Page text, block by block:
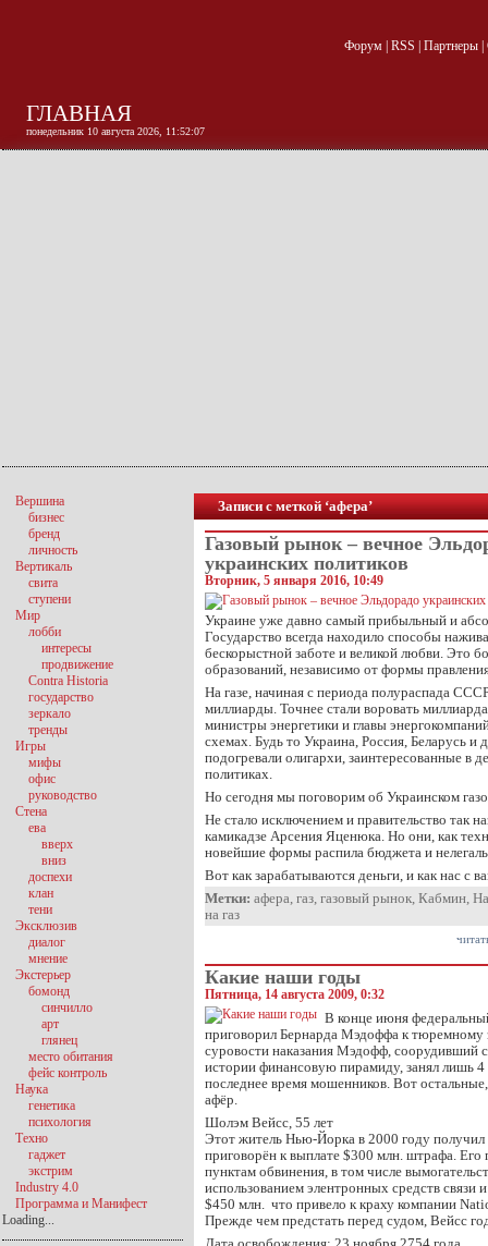
Форум| RSS Партнеры|
ГЛАВНАЯ
понедельник 10 августа 2026, 11:52:08
Записи с меткой ‘афера’
Газовый рынок – вечное
украинских политиков
Вторник, 5 января 2016, 10:49
Украине уже давно самый прибыльный и
Государство всегда находило способы
бескорыстной заботе и великой любви. Это
образований, независимо от формы
На газе, начиная с периода полураспада
миллиарды. Точнее стали воровать
министры энергетики и главы
схемах. Будь то Украина, Россия, Беларусь и
подогревали олигархи, заинтересованные в
политиках.
Но сегодня мы поговорим об Украинском
Не стало исключением и правительство так
камикадзе Арсения Яценюка. Но они, как
новейшие формы распила бюджета и
Вот как зарабатываются деньги, и как нас с
Метки: афера, газ, газовый рынок, Кабмин,
на газ
Какие наши годы
Пятница, 14 августа 2009, 0:32
В конце июня
приговорил Бернарда Мэдоффа к тюремному
суровости наказания Мэдофф, соорудивший
истории финансовую пирамиду, занял лишь
последнее время мошенников. Вот
афёр.
Шолэм Вейсс, 55 лет
Этот житель Нью-Йорка в 2000 году
приговорён к выплате $300 млн. штрафа.
пунктам обвинения, в том числе
использованием элентронных средств связи
$450 млн. что привело к краху компании
Прежде чем предстать перед судом, Вейсс
Вершина
бизнес
бренд
личность
Вертикаль
свита
ступени
Мир
лобби
интересы
продвижение
Contra Historia
государство
зеркало
тренды
Игры
мифы
офис
руководство
Стена
ева
вверх
вниз
доспехи
клан
тени
Эксклюзив
диалог
мнение
Экстерьер
бомонд
синчилло
арт
глянец
место обитания
фейс контроль
Наука
генетика
психология
Техно
гаджет
экстрим
Industry 4.0
Программа и Манифест
Loading...